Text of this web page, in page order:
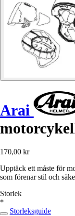
Arai
170,00 kr
Upptäck ett måste för
som förenar stil och
Storlek
*
Storleksguide